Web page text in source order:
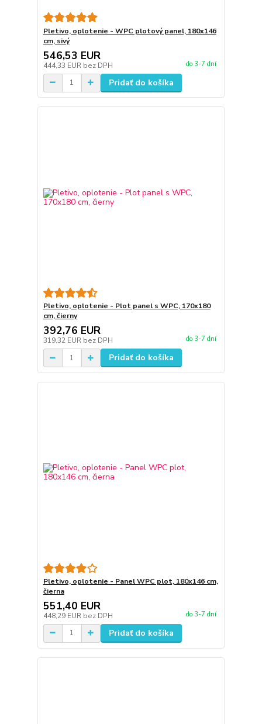
Pletivo, oplotenie - WPC plotový panel, 180x146
cm, sivý
546,53 EUR
444,33 EUR bez DPH do 3-7 dní
Pridať do košíka
Pletivo, oplotenie - Plot panel s WPC, 170x180
cm, čierny
392,76 EUR
319,32 EUR bez DPH do 3-7 dní
Pridať do košíka
Pletivo, oplotenie - Panel WPC plot, 180x146 cm,
čierna
551,40 EUR
448,29 EUR bez DPH do 3-7 dní
Pridať do košíka